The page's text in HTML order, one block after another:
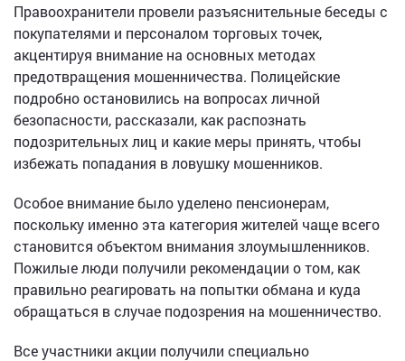
Правоохранители провели разъяснительные беседы с
покупателями и персоналом торговых точек,
акцентируя внимание на основных методах
предотвращения мошенничества. Полицейские
подробно остановились на вопросах личной
безопасности, рассказали, как распознать
подозрительных лиц и какие меры принять, чтобы
избежать попадания в ловушку мошенников.
Особое внимание было уделено пенсионерам,
поскольку именно эта категория жителей чаще всего
становится объектом внимания злоумышленников.
Пожилые люди получили рекомендации о том, как
правильно реагировать на попытки обмана и куда
обращаться в случае подозрения на мошенничество.
Все участники акции получили специально